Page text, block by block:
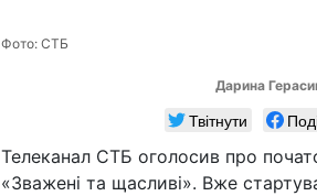
Фото: СТБ
Дарина
Твітнути
Телеканал СТБ оголосив про
«Зважені та щасливі». Вже